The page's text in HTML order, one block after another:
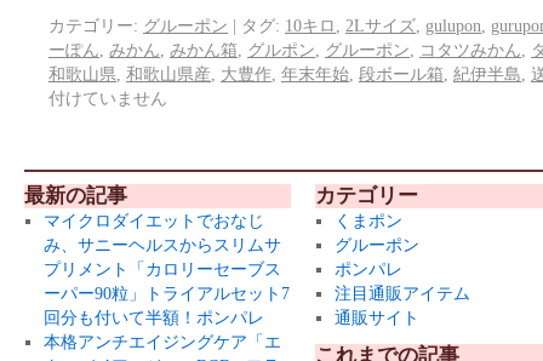
カテゴリー: グルーポン | タグ: 10キロ 2Lサイズ gulupon
ーぽん みかん みかん箱 グルポン グルーポン コタツみかん
和歌山県 和歌山県産 大豊作 年末年始 段ボール箱 紀伊半島
付けていません
最新の記事
マイクロダイエットでおなじ
み、サニーヘルスからスリムサ
プリメント「カロリーセーブス
ーパー90粒」トライアルセット7
回分も付いて半額！ポンパレ
本格アンチエイジングケア「エ
カテゴリー
くまポン
グルーポン
ポンパレ
注目通販アイテム
通販サイト
これまでの記事